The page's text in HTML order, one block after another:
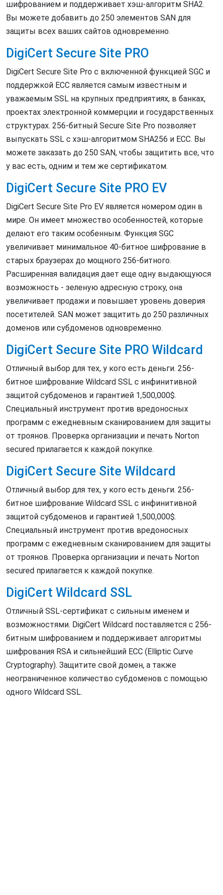
шифрованием и поддерживает хэш-алгоритм SHA2.
Вы можете добавить до 250 элементов SAN для
защиты всех ваших сайтов одновременно.
DigiCert Secure Site PRO
DigiCert Secure Site Pro с включенной функцией SGC и
поддержкой ECC является самым известным и
уважаемым SSL на крупных предприятиях, в банках,
проектах электронной коммерции и государственных
структурах. 256-битный Secure Site Pro позволяет
выпускать SSL с хэш-алгоритмом SHA256 и ECC. Вы
можете заказать до 250 SAN, чтобы защитить все, что
у вас есть, одним и тем же сертификатом.
DigiCert Secure Site PRO EV
DigiCert Secure Site Pro EV является номером один в
мире. Он имеет множество особенностей, которые
делают его таким особенным. Функция SGC
увеличивает минимальное 40-битное шифрование в
старых браузерах до мощного 256-битного.
Расширенная валидация дает еще одну выдающуюся
возможность - зеленую адресную строку, она
увеличивает продажи и повышает уровень доверия
посетителей. SAN может защитить до 250 различных
доменов или субдоменов одновременно.
DigiCert Secure Site PRO Wildcard
Отличный выбор для тех, у кого есть деньги. 256-
битное шифрование Wildcard SSL с инфинитивной
защитой субдоменов и гарантией 1,500,000$.
Специальный инструмент против вредоносных
программ с ежедневным сканированием для защиты
от троянов. Проверка организации и печать Norton
secured прилагается к каждой покупке.
DigiCert Secure Site Wildcard
Отличный выбор для тех, у кого есть деньги. 256-
битное шифрование Wildcard SSL с инфинитивной
защитой субдоменов и гарантией 1,500,000$.
Специальный инструмент против вредоносных
программ с ежедневным сканированием для защиты
от троянов. Проверка организации и печать Norton
secured прилагается к каждой покупке.
DigiCert Wildcard SSL
Отличный SSL-сертификат с сильным именем и
возможностями. DigiCert Wildcard поставляется с 256-
битным шифрованием и поддерживает алгоритмы
шифрования RSA и сильнейший ECC (Elliptic Curve
Cryptography). Защитите свой домен, а также
неограниченное количество субдоменов с помощью
одного Wildcard SSL.